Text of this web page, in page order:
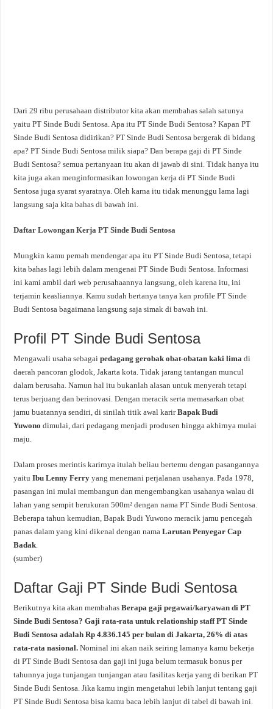
Dari 29 ribu perusahaan distributor kita akan membahas salah satunya
yaitu PT Sinde Budi Sentosa. Apa itu PT Sinde Budi Sentosa? Kapan PT
Sinde Budi Sentosa didirikan? PT Sinde Budi Sentosa bergerak di bidang
apa? PT Sinde Budi Sentosa milik siapa? Dan berapa gaji di PT Sinde
Budi Sentosa? semua pertanyaan itu akan di jawab di sini. Tidak hanya itu
kita juga akan menginformasikan lowongan kerja di PT Sinde Budi
Sentosa juga syarat syaratnya. Oleh karna itu tidak menunggu lama lagi
langsung saja kita bahas di bawah ini.
Daftar Lowongan Kerja PT Sinde Budi Sentosa
Mungkin kamu pernah mendengar apa itu PT Sinde Budi Sentosa, tetapi
kita bahas lagi lebih dalam mengenai PT Sinde Budi Sentosa. Informasi
ini kami ambil dari web perusahaannya langsung, oleh karena itu, ini
terjamin keasliannya. Kamu sudah bertanya tanya kan profile PT Sinde
Budi Sentosa bagaimana langsung saja simak di bawah ini.
Profil PT Sinde Budi Sentosa
Mengawali usaha sebagaipedagang gerobak obat-obatan kaki lima di
daerah pancoran glodok, Jakarta kota. Tidak jarang tantangan muncul
dalam berusaha. Namun hal itu bukanlah alasan untuk menyerah tetapi
terus berjuang dan berinovasi. Dengan meracik serta memasarkan obat
jamu buatannya sendiri, di sinilah titik awal karirBapak Budi
Yuwono dimulai, dari pedagang menjadi produsen hingga akhirnya mulai
maju.
Dalam proses merintis karirnya itulah beliau bertemu dengan pasangannya
yaituIbu Lenny Ferry yang menemani perjalanan usahanya. Pada 1978,
pasangan ini mulai membangun dan mengembangkan usahanya walau di
lahan yang sempit berukuran 500m² dengan nama PT Sinde Budi Sentosa.
Beberapa tahun kemudian, Bapak Budi Yuwono meracik jamu pencegah
panas dalam yang kini dikenal dengan namaLarutan Penyegar Cap
Badak.
(sumber)
Daftar Gaji PT Sinde Budi Sentosa
Berikutnya kita akan membahasBerapa gaji pegawai/karyawan di PT
Sinde Budi Sentosa? Gaji rata-rata untuk relationship staff PT Sinde
Budi Sentosa adalah Rp 4.836.145 per bulan di Jakarta, 26% di atas
rata-rata nasional.Nominal ini akan naik seiring lamanya kamu bekerja
di PT Sinde Budi Sentosa dan gaji ini juga belum termasuk bonus per
tahunnya juga tunjangan tunjangan atau fasilitas kerja yang di berikan PT
Sinde Budi Sentosa. Jika kamu ingin mengetahui lebih lanjut tentang gaji
PT Sinde Budi Sentosa bisa kamu baca lebih lanjut di tabel di bawah ini.